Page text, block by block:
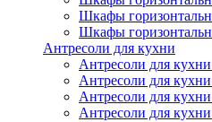
Шкафы
Шкафы
Антресоли для кухни
Антресоли для
Антресоли для
Антресоли для
Антресоли для